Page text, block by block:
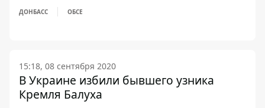
ДОНБАСС ОБСЕ
15:18, 08 сентября 2020
В Украине избили бывшего узника
Кремля Балуха